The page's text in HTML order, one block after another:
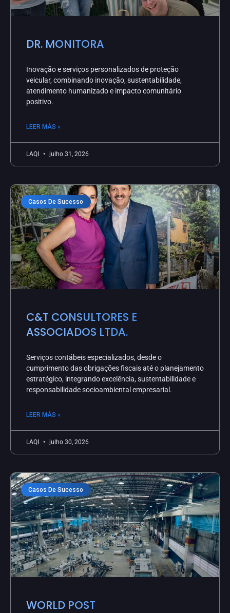
DR. MONITORA
Inovação e serviços personalizados de proteção
veicular, combinando inovação, sustentabilidade,
atendimento humanizado e impacto comunitário
positivo.
LEER MÁS »
LAQI julho 31, 2026
Casos De Sucesso
C&T CONSULTORES E
ASSOCIADOS LTDA.
Serviços contábeis especializados, desde o
cumprimento das obrigações fiscais até o planejamento
estratégico, integrando excelência, sustentabilidade e
responsabilidade socioambiental empresarial.
LEER MÁS »
LAQI julho 30, 2026
Casos De Sucesso
WORLD POST